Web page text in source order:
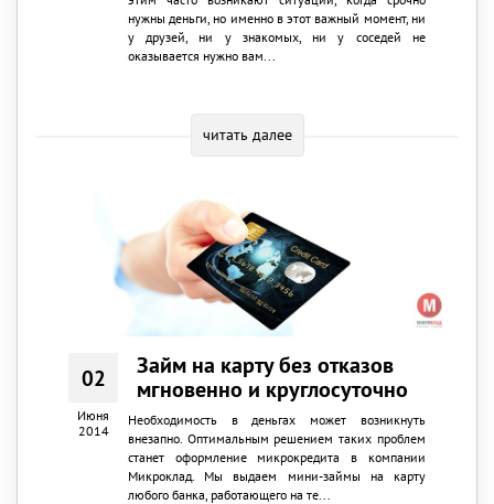
нужны деньги, но именно в этот важный момент, ни
у друзей, ни у знакомых, ни у соседей не
оказывается нужно вам...
читать далее
02
Июня
2014
Займ на карту без отказов
мгновенно и круглосуточно
Необходимость в деньгах может возникнуть
внезапно. Оптимальным решением таких проблем
станет оформление микрокредита в компании
Микроклад. Мы выдаем мини-займы на карту
любого банка, работающего на те...